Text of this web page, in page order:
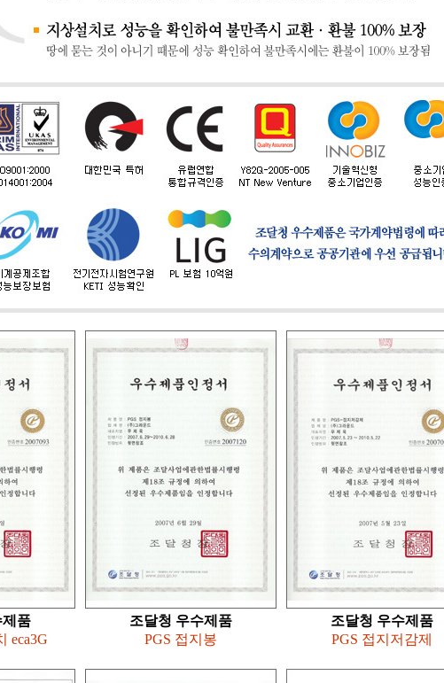
제품
eca3G
조달청 우수제품
PGS 접지봉
조달청 우수제품
PGS 접지저감제